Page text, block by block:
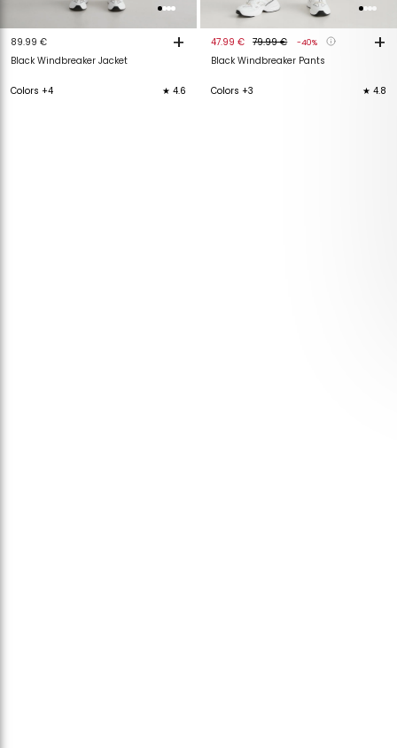
Black Windbreaker Jacket
89.99 € +
Colors +4 ★ 4.6
Black Windbreaker Pants
47.99 € 79.99 € -40% +
Colors +3 ★ 4.8